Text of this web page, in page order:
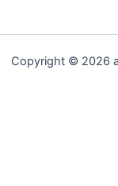
Copyright © 2026